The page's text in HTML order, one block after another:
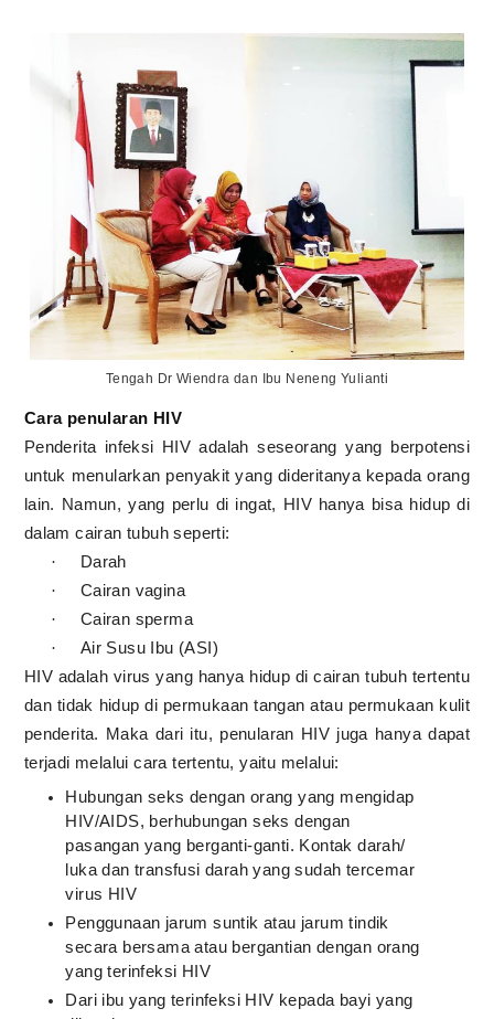
Tengah Dr Wiendra dan Ibu Neneng Yulianti
Cara penularan HIV
Penderita infeksi HIV adalah seseorang yang berpotensi
untuk menularkan penyakit yang dideritanya kepada orang
lain. Namun, yang perlu di ingat, HIV hanya bisa hidup di
dalam cairan tubuh seperti:
· Darah
· Cairan vagina
· Cairan sperma
·
Air Susu Ibu (ASI)
HIV adalah virus yang hanya hidup di cairan tubuh tertentu
dan tidak hidup di permukaan tangan atau permukaan kulit
penderita. Maka dari itu, penularan HIV juga hanya dapat
terjadi melalui cara tertentu, yaitu melalui:
Hubungan seks dengan orang yang mengidap
HIV/AIDS, berhubungan seks dengan
pasangan yang berganti-ganti. Kontak darah/
luka dan transfusi darah yang sudah tercemar
virus HIV
Penggunaan jarum suntik atau jarum tindik
secara bersama atau bergantian dengan orang
yang terinfeksi HIV
Dari ibu yang terinfeksi HIV kepada bayi yang